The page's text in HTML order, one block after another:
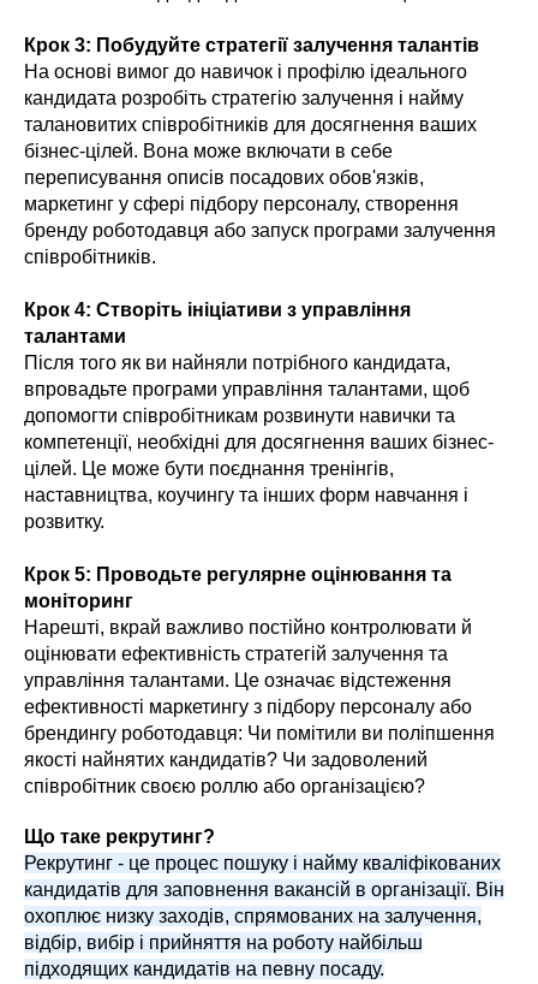
Крок 3: Побудуйте стратегії залучення талантів
На основі вимог до навичок і профілю ідеального
кандидата розробіть стратегію залучення і найму
талановитих співробітників для досягнення ваших
бізнес-цілей. Вона може включати в себе
переписування описів посадових обов'язків,
маркетинг у сфері підбору персоналу, створення
бренду роботодавця або запуск програми залучення
співробітників.
Крок 4: Створіть ініціативи з управління
талантами
Після того як ви найняли потрібного кандидата,
впровадьте програми управління талантами, щоб
допомогти співробітникам розвинути навички та
компетенції, необхідні для досягнення ваших бізнес-
цілей. Це може бути поєднання тренінгів,
наставництва, коучингу та інших форм навчання і
розвитку.
Крок 5: Проводьте регулярне оцінювання та
моніторинг
Нарешті, вкрай важливо постійно контролювати й
оцінювати ефективність стратегій залучення та
управління талантами. Це означає відстеження
ефективності маркетингу з підбору персоналу або
брендингу роботодавця: Чи помітили ви поліпшення
якості найнятих кандидатів? Чи задоволений
співробітник своєю роллю або організацією?
Що таке рекрутинг?
Рекрутинг - це процес пошуку і найму кваліфікованих
кандидатів для заповнення вакансій в організації. Він
охоплює низку заходів, спрямованих на залучення,
відбір, вибір і прийняття на роботу найбільш
підходящих кандидатів на певну посаду.